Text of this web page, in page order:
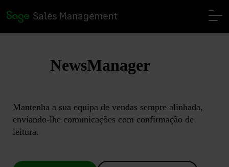
NewsManager
Mantenha a sua equipa de vendas sempre alinhada,
enviando-lhe comunicações com confirmação de
leitura.